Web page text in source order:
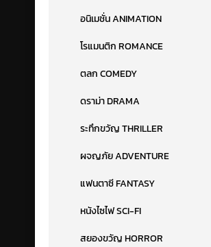
อนิเมชั่น ANIMATION
โรแมนติก ROMANCE
ตลก COMEDY
ดราม่า DRAMA
ระทึกขวัญ THRILLER
ผจญภัย ADVENTURE
แฟนตาซี FANTASY
หนังไซไฟ SCI-FI
สยองขวัญ HORROR